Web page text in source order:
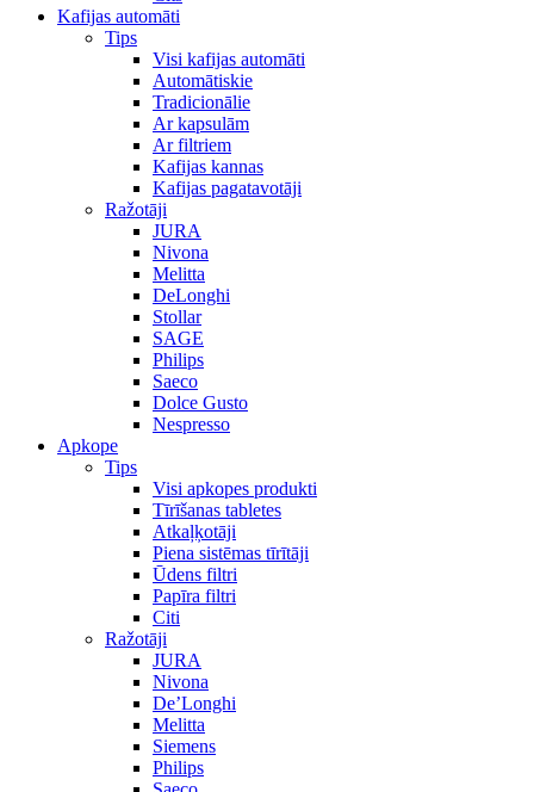
Kafijas automāti
Tips
Visi kafijas automāti
Automātiskie
Tradicionālie
Ar kapsulām
Ar filtriem
Kafijas kannas
Kafijas pagatavotāji
Ražotāji
JURA
Nivona
Melitta
DeLonghi
Stollar
SAGE
Philips
Saeco
Dolce Gusto
Nespresso
Apkope
Tips
Visi apkopes produkti
Tīrīšanas tabletes
Atkaļķotāji
Piena sistēmas tīrītāji
Ūdens filtri
Papīra filtri
Citi
Ražotāji
JURA
Nivona
De’Longhi
Melitta
Siemens
Philips